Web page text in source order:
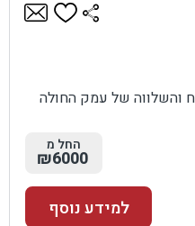
והשלווה של עמק החולה
החל מ
₪6000
למידע נוסף